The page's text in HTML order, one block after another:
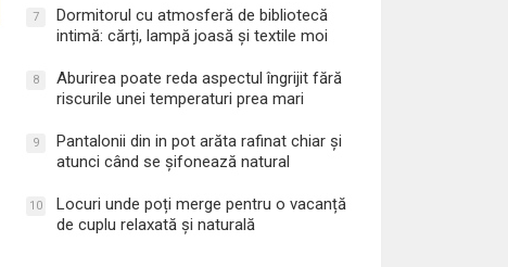
7
Dormitorul cu atmosferă de bibliotecă
intimă: cărți, lampă joasă și textile moi
8
Aburirea poate reda aspectul îngrijit fără
riscurile unei temperaturi prea mari
9
Pantalonii din in pot arăta rafinat chiar și
atunci când se șifonează natural
10
Locuri unde poți merge pentru o vacanță
de cuplu relaxată și naturală